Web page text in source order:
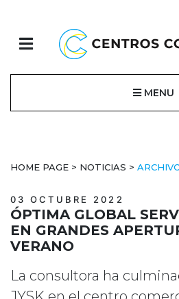
MENU
HOME PAGE > NOTICIAS >
03 OCTUBRE 2022
ÓPTIMA GLOBAL
EN GRANDES
VERANO
La consultora ha